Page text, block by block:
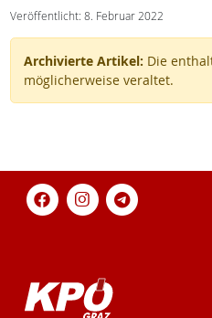
Veröffentlicht: 8. Februar 2022
Archivierte Artikel: Die
möglicherweise veraltet.